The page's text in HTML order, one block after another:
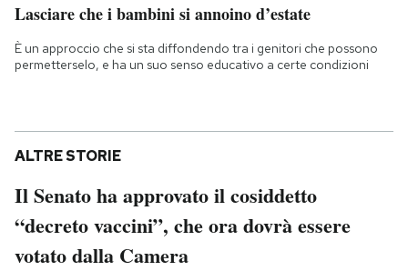
Lasciare che i bambini si annoino d’estate
È un approccio che si sta diffondendo tra i genitori che possono
permetterselo, e ha un suo senso educativo a certe condizioni
ALTRE STORIE
Il Senato ha approvato il cosiddetto
“decreto vaccini”, che ora dovrà essere
votato dalla Camera